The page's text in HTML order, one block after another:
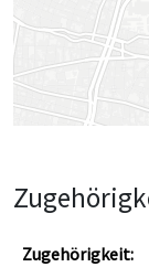
Zugehörigkeit: